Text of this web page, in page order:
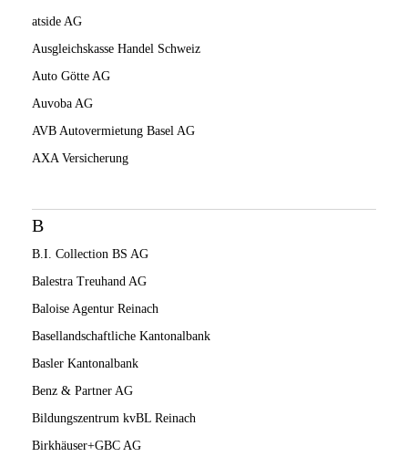
atside AG
Ausgleichskasse Handel Schweiz
Auto Götte AG
Auvoba AG
AVB Autovermietung Basel AG
AXA Versicherung
B
B.I. Collection BS AG
Balestra Treuhand AG
Baloise Agentur Reinach
Basellandschaftliche Kantonalbank
Basler Kantonalbank
Benz & Partner AG
Bildungszentrum kvBL Reinach
Birkhäuser+GBC AG